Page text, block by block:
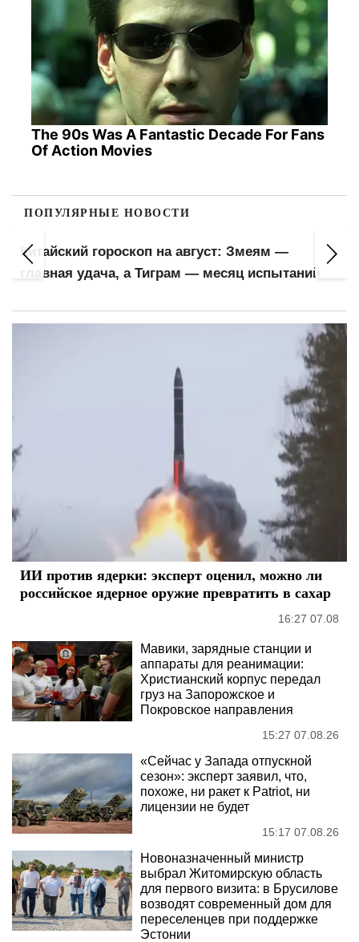
The 90s Was A Fantastic Decade For Fans
Of Action Movies
ПОПУЛЯРНЫЕ НОВОСТИ
Китайский гороскоп на август: Змеям —
главная удача, а Тиграм — месяц испытаний
ИИ против ядерки: эксперт оценил, можно ли
российское ядерное оружие превратить в сахар
16:27 07.08
Мавики, зарядные станции и
аппараты для реанимации:
Христианский корпус передал
груз на Запорожское и
Покровское направления
15:27 07.08.26
«Сейчас у Запада отпускной
сезон»: эксперт заявил, что,
похоже, ни ракет к Patriot, ни
лицензии не будет
15:17 07.08.26
Новоназначенный министр
выбрал Житомирскую область
для первого визита: в Брусилове
возводят современный дом для
переселенцев при поддержке
Эстонии